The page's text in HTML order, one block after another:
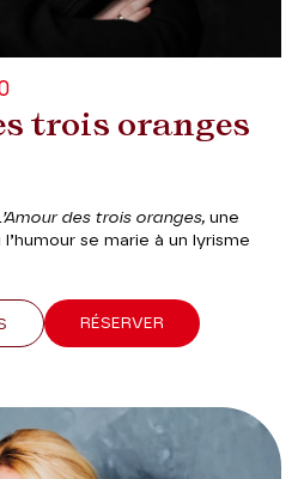
trois oranges
des trois oranges,une
se marie à un lyrisme
RÉSERVER